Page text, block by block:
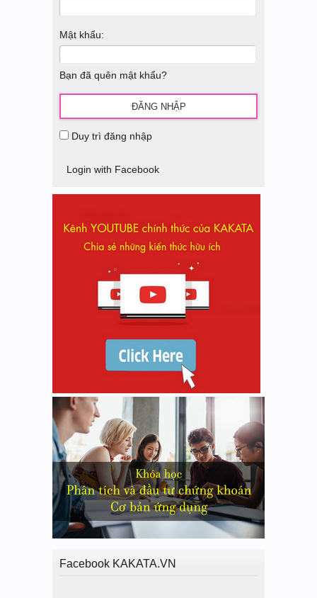
Mật khẩu:
Bạn đã quên mật khẩu?
Duy trì đăng nhập
Login with Facebook
Facebook KAKATA.VN